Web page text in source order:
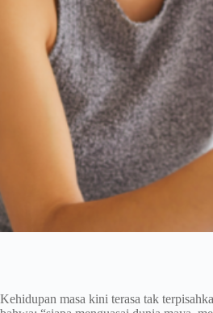
Kehidupan masa kini terasa tak